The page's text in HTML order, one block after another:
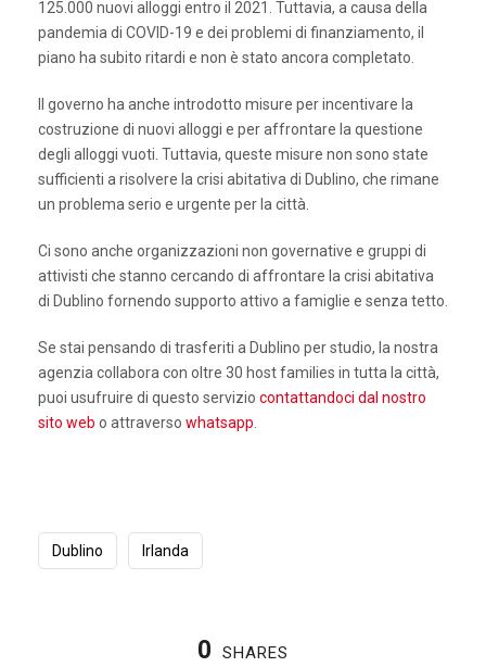
125.000 nuovi alloggi entro il 2021. Tuttavia, a causa della
pandemia di COVID-19 e dei problemi di finanziamento, il
piano ha subito ritardi e non è stato ancora completato.
Il governo ha anche introdotto misure per incentivare la
costruzione di nuovi alloggi e per affrontare la questione
degli alloggi vuoti. Tuttavia, queste misure non sono state
sufficienti a risolvere la crisi abitativa di Dublino, che rimane
un problema serio e urgente per la città.
Ci sono anche organizzazioni non governative e gruppi di
attivisti che stanno cercando di affrontare la crisi abitativa
di Dublino fornendo supporto attivo a famiglie e senza tetto.
Se stai pensando di trasferiti a Dublino per studio, la nostra
agenzia collabora con oltre 30 host families in tutta la città,
puoi usufruire di questo servizio contattandoci dal nostro
sito web o attraverso whatsapp
Dublino Irlanda
0 SHARES